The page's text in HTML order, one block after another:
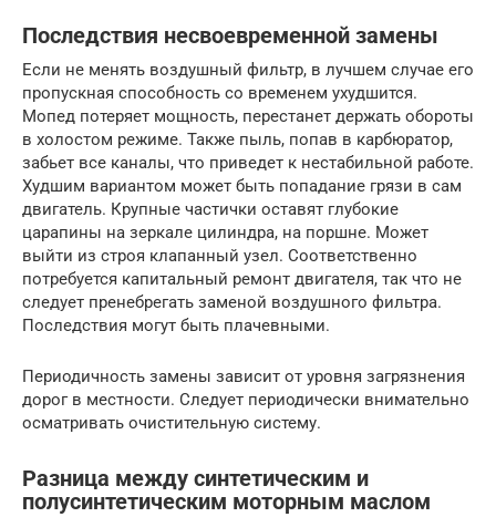
Последствия несвоевременной замены
Если не менять воздушный фильтр, в лучшем случае его
пропускная способность со временем ухудшится.
Мопед потеряет мощность, перестанет держать обороты
в холостом режиме. Также пыль, попав в карбюратор,
забьет все каналы, что приведет к нестабильной работе.
Худшим вариантом может быть попадание грязи в сам
двигатель. Крупные частички оставят глубокие
царапины на зеркале цилиндра, на поршне. Может
выйти из строя клапанный узел. Соответственно
потребуется капитальный ремонт двигателя, так что не
следует пренебрегать заменой воздушного фильтра.
Последствия могут быть плачевными.
Периодичность замены зависит от уровня загрязнения
дорог в местности. Следует периодически внимательно
осматривать очистительную систему.
Разница между синтетическим и
полусинтетическим моторным маслом